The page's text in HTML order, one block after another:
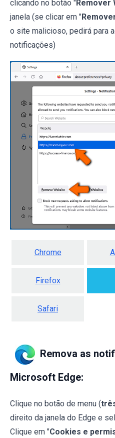
clicando no botão " Remover
janela (se clicar em "
o site malicioso, pedirá para
notificações)
Chrome
Firefox
Safari
Remova as
Microsoft Edge:
Clique no botão de menu (
direito da janela do Edge e
Clique em "Cookies e